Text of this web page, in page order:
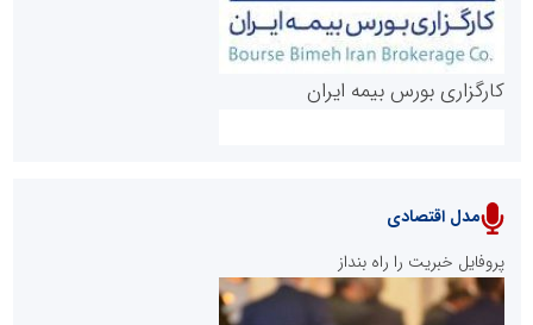
پایگاه خبری نهضت ملی مسکن
کارگزاری بورس بیمه ایران
مدل اقتصادی
پروفایل خبریت را راه بنداز